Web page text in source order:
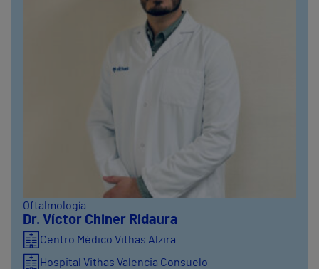
Oftalmología
Dr. Víctor Chiner Ridaura
Centro Médico Vithas Alzira
Hospital Vithas Valencia Consuelo